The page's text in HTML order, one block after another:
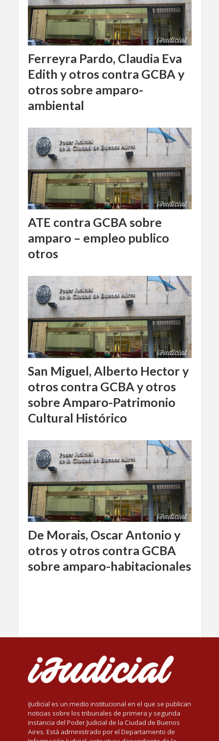
Ferreyra Pardo, Claudia Eva
Edith y otros contra GCBA y
otros sobre amparo-
ambiental
ATE contra GCBA sobre
amparo – empleo publico
otros
San Miguel, Alberto Hector y
otros contra GCBA y otros
sobre Amparo-Patrimonio
Cultural Histórico
De Morais, Oscar Antonio y
otros y otros contra GCBA
sobre amparo-habitacionales
iJudicial es un medio institucional en el que se publican
noticias sobre los tribunales de primera y segunda
instancia del Poder Judicial de la Ciudad de Buenos
Aires. Está administrado por el Departamento de